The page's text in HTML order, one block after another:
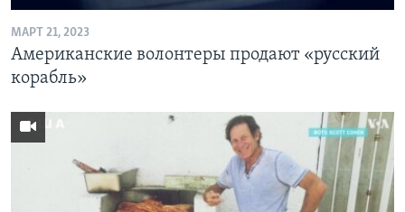
МАРТ 21, 2023
Американские волонтеры продают «русский
корабль»